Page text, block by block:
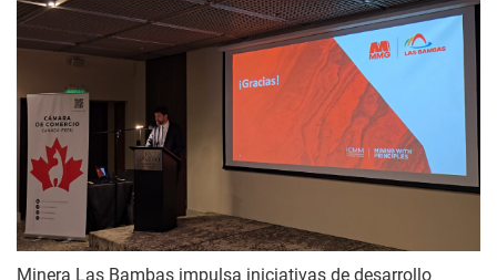
Minera Las Bambas impulsa iniciativas de desarrollo